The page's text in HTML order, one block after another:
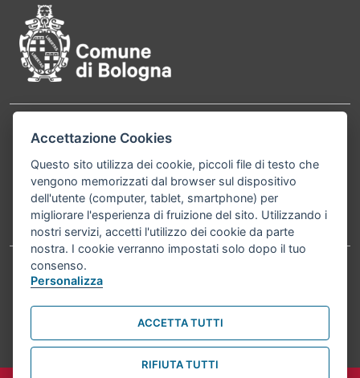
Contatti
Comune di Bologna, Piazza Maggiore, 6 - 40124
Bologna P.Iva 01232710374 Cod. IBAN: IT 88 R
02008 02435 000020067156
Telefono:051203040
Accessibilità Carta dei valori
Informativa sul trattamento dei dati personali Note legali
© Comune di Bologna 2026. Tutti i diritti riservati.
Accettazione Cookies
Questo sito utilizza dei cookie, piccoli file di testo che
vengono memorizzati dal browser sul dispositivo
dell'utente (computer, tablet, smartphone) per
migliorare l'esperienza di fruizione del sito. Utilizzando i
nostri servizi, accetti l'utilizzo dei cookie da parte
nostra. I cookie verranno impostati solo dopo il tuo
consenso.
Personalizza
ACCETTA TUTTI
RIFIUTA TUTTI